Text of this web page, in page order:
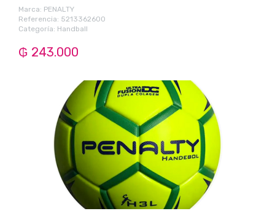
Marca: PENALTY
Referencia: 5213362600
Categoría: Handball
₲ 243.000